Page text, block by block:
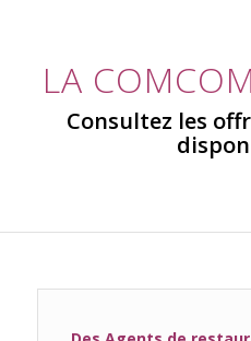
LA
Consultez les